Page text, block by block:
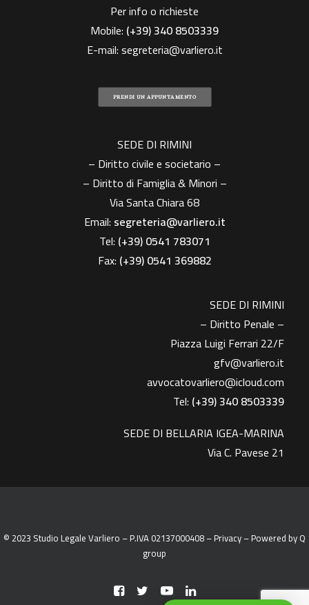
Per info o richieste
Mobile: (+39)340 8503339
E-mail:segreteria@varliero.it
PRENDI UN APPUNTAMENTO
SEDE DI RIMINI
– Diritto civile e societario –
– Diritto di Famiglia & Minori –
Via Santa Chiara 68
Email: segreteria@varliero.it
Tel: (+39) 0541 783071
Fax: (+39)0541 369882
SEDE DI RIMINI
– Diritto Penale –
Piazza Luigi Ferrari 22/F
gfv@varliero.it
avvocatovarliero@icloud.com
Tel: (+39) 340 8503339
SEDE DI BELLARIA IGEA-MARINA
Via C. Pavese 21
© 2023 Studio Legale Varliero – P.IVA 02137000408 –Privacy– Powered byQ
group